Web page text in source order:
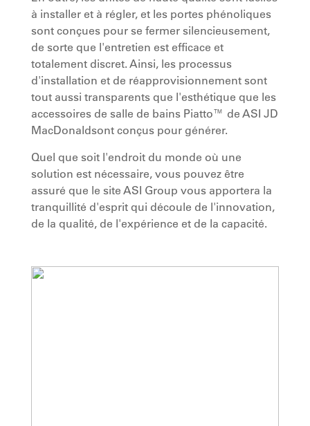
à installer et à régler, et les portes phénoliques
sont conçues pour se fermer silencieusement,
de sorte que l'entretien est efficace et
totalement discret. Ainsi, les processus
d'installation et de réapprovisionnement sont
tout aussi transparents que l'esthétique que les
accessoires de salle de bains Piatto™ de ASI JD
MacDonaldsont conçus pour générer.
Quel que soit l'endroit du monde où une
solution est nécessaire, vous pouvez être
assuré que le site ASI Group vous apportera la
tranquillité d'esprit qui découle de l'innovation,
de la qualité, de l'expérience et de la capacité.